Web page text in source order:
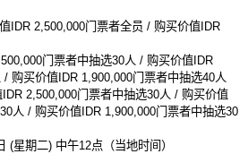
IDR 2,500,000门票者全员 / 购买价值 IDR
门票者中抽选30人 / 购买价值 IDR
/ 购买价值 IDR 1,900,000门票者中抽选40人
IDR 2,500,000门票者中抽选30人 / 购买价值
30人 / 购买价值 IDR 1,900,000门票者中抽选30
(星期二) 中午12点（当地时间）